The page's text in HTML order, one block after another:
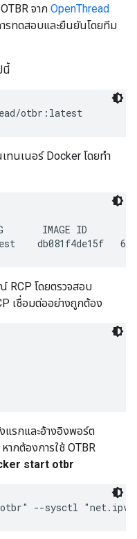
จาก OpenThread
รทดสอบและยืนยันโดยทีม
นี้
ทนเนอร์ Docker โดยทำ
IMAGE ID
โดยตรวจสอบ
เชื่อมต่ออย่างถูกต้อง
แรกและอ้างอิงพอร์ต
ากต้องการใช้ OTBR
start otbr